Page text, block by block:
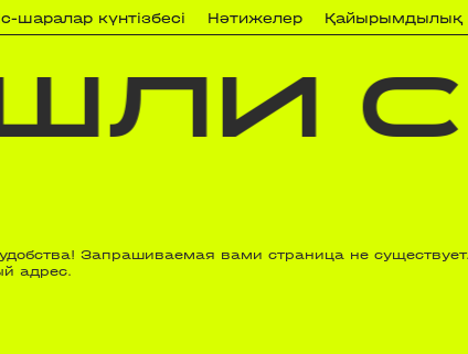
шаралар күнтізбесi Нәтижелер Қайырымдылық
С
Запрашиваемая вами страница не
адрес.